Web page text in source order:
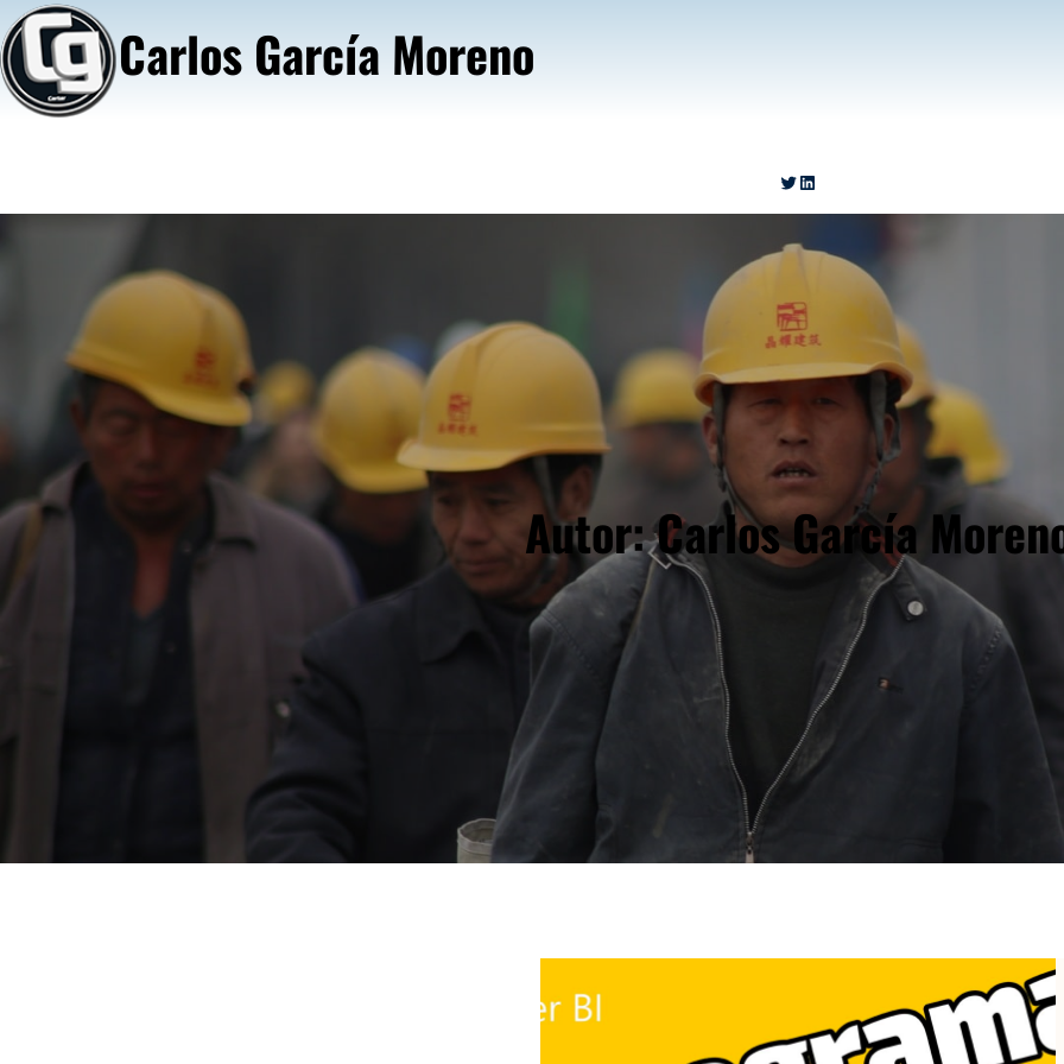
Saltar
al
contenido
Carlos García Moreno
https://twitter.com/__Carter_
https://www.linkedin.com/in/carlosgarciamoreno-123456/
Autor:Carlos García